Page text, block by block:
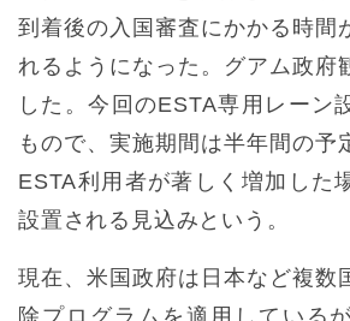
到着後の入国審査にかかる時間
れるようになった。グアム政府
した。今回のESTA専用レーン
もので、実施期間は半年間の予
ESTA利用者が著しく増加した
設置される見込みという。
現在、米国政府は日本など複数
除プログラムを適用している